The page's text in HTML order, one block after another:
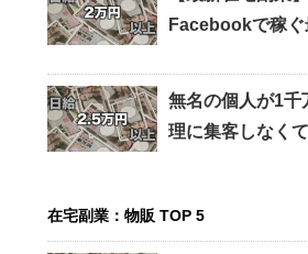
Facebookで稼ぐ
無名の個人が1千
理に集客しなく
在宅副業：物販 TOP 5